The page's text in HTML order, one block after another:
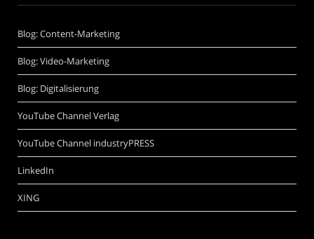
Blog: Content-Marketing
Blog: Video-Marketing
Blog: Digitalisierung
YouTube Channel Verlag
YouTube Channel industryPRESS
LinkedIn
XING